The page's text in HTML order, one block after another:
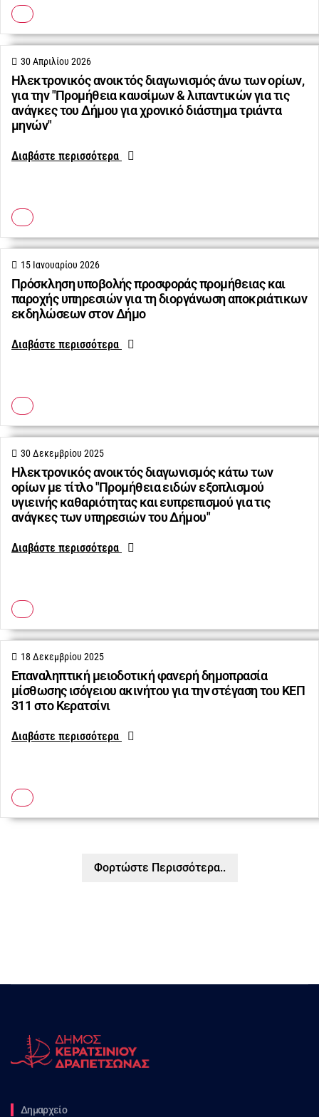
Ηλεκτρονικός ανοικτός διαγωνισμός άνω των ορίων,
για την "Προμήθεια καυσίμων & λιπαντικών για τις
ανάγκες του Δήμου για χρονικό διάστημα τριάντα
μηνών"
30 Απριλίου 2026
Διαβάστε περισσότερα
Πρόσκληση υποβολής προσφοράς προμήθειας και
παροχής υπηρεσιών για τη διοργάνωση αποκριάτικων
εκδηλώσεων στον Δήμο
15 Ιανουαρίου 2026
Διαβάστε περισσότερα
Ηλεκτρονικός ανοικτός διαγωνισμός κάτω των
ορίων με τίτλο "Προμήθεια ειδών εξοπλισμού
υγιεινής καθαριότητας και ευπρεπισμού για τις
ανάγκες των υπηρεσιών του Δήμου"
30 Δεκεμβρίου 2025
Διαβάστε περισσότερα
Επαναληπτική μειοδοτική φανερή δημοπρασία
μίσθωσης ισόγειου ακινήτου για την στέγαση του ΚΕΠ
311 στο Κερατσίνι
18 Δεκεμβρίου 2025
Διαβάστε περισσότερα
Φορτώστε Περισσότερα..
Δημαρχείο